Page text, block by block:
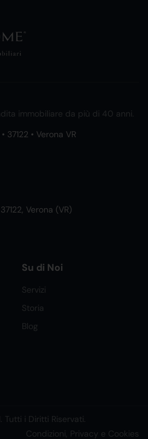
immobiliare da più di 40 anni.
37122 • Verona VR
Verona (VR)
Su di Noi
Servizi
Storia
Blog
i Diritti Riservati.
Condizioni, Privacy e Cookies